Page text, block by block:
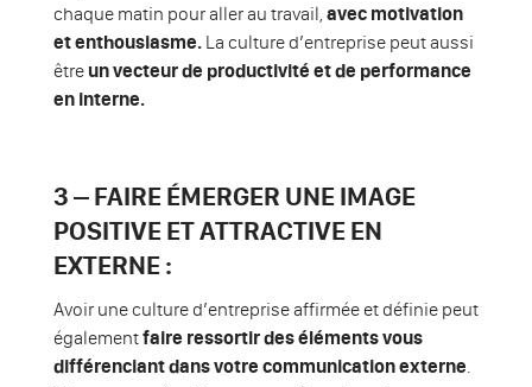
chaque matin pour aller au travail, avec motivation
et enthousiasme.La culture d’entreprise peut aussi
être un vecteur de productivité et de performance
en interne.
3 – FAIRE ÉMERGER UNE IMAGE
POSITIVE ET ATTRACTIVE EN
EXTERNE :
Avoir une culture d’entreprise affirmée et définie peut
égalementfaire ressortir des éléments vous
différenciant dans votre communication externe.